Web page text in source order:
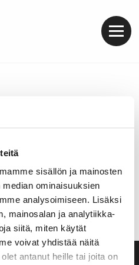
sisällön ja mainosten
ominaisuuksien
analysoimiseen. Lisäksi
mainosalan ja analytiikka-
siitä, miten käytät
voivat yhdistää näitä
antanut heille tai joita on
vastaanottaa jopa 80
kertoi Radio Tutkan
pelastetaan kissoja